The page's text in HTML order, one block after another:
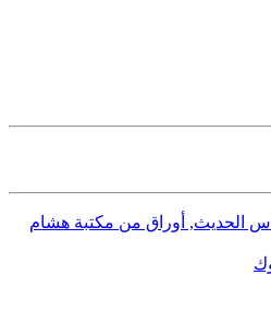
الحديث, أوراق من مكتبة هشام